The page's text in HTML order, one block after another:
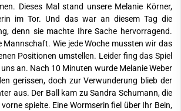
Dieses Mal stand unsere Melanie Körner,
im Tor. Und das war an diesem Tag die
denn sie machte Ihre Sache hervorragend.
Mannschaft. Wie jede Woche mussten wir das
Positionen umstellen. Leider fing das Spiel
an. Nach 10 Minuten wurde Melanie Weber
gerissen, doch zur Verwunderung blieb der
aus. Der Ball kam zu Sandra Schumann, die
spielte. Eine Wormserin fiel über Ihr Bein,